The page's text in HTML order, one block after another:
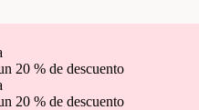
20 % de descuento
20 % de descuento